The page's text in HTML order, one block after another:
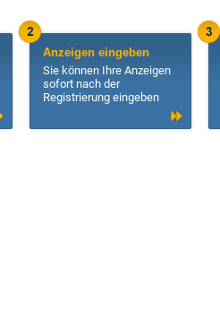
Anzeigen eingeben
Sie können Ihre Anzeigen
sofort nach der
Registrierung eingeben